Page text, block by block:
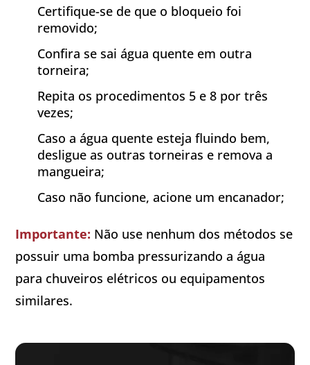
Certifique-se de que o bloqueio foi
removido;
Confira se sai água quente em outra
torneira;
Repita os procedimentos 5 e 8 por três
vezes;
Caso a água quente esteja fluindo bem,
desligue as outras torneiras e remova a
mangueira;
Caso não funcione, acione um encanador;
Importante: Não use nenhum dos métodos se
possuir uma bomba pressurizando a água
para chuveiros elétricos ou equipamentos
similares.